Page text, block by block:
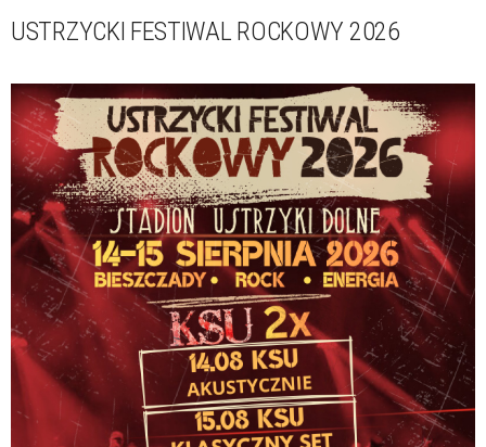
USTRZYCKI FESTIWAL ROCKOWY 2026